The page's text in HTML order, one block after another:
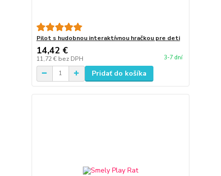
Pilot s hudobnou interaktívnou hračkou pre deti
14,42 €
11,72 € bez DPH 3-7 dní
Pridať do košíka